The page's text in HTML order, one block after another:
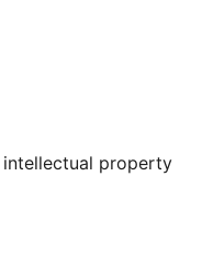
account
intellectual property